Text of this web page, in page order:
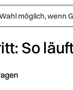
möglich, wenn
So